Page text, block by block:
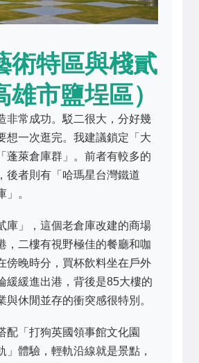
術特區與棧貳
雄市鹽埕區）
非常成功。駁二很大，分好幾
想一次逛完。我建議鎖定「大
蓬萊倉庫群」。前者有較多的
後者則有「哈瑪星台灣鐵道
」。
庫」，這個老倉庫改建的商場
，二樓有視野極佳的餐廳和咖
傍晚時分，買杯飲料坐在戶外
緩緩進出港，背後是85大樓的
與休閒並存的衝突感很特別。
配「打狗英國領事館文化園
」體驗，輕軌沿線就是景點，